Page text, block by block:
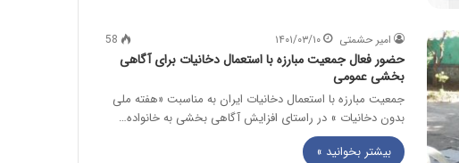
امیر حشمتی ۱۴۰۱/۰۳/۱۰ 58
حضور فعال جمعیت مبارزه با استعمال دخانیات برای آگاهی
بخشی عمومی
جمعیت مبارزه با استعمال دخانیات ایران به مناسبت «هفته ملی
بدون دخانیات » در راستای افزایش آگاهی بخشی به خانواده…
بیشتر بخوانید »